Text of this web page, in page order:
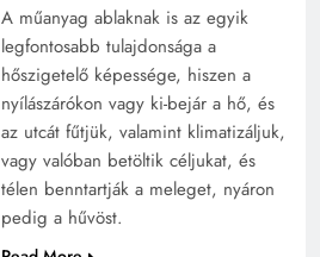
A műanyag ablaknak is az egyik
legfontosabb tulajdonsága a
hőszigetelő képessége, hiszen a
nyílászárókon vagy ki-bejár a hő, és
az utcát fűtjük, valamint klimatizáljuk,
vagy valóban betöltik céljukat, és
télen benntartják a meleget, nyáron
pedig a hűvöst.